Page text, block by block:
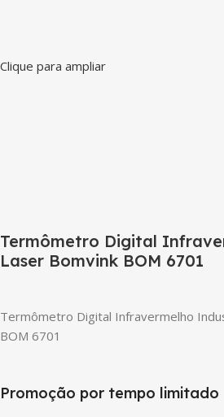
Clique para ampliar
Termômetro Digital
Laser Bomvink BOM 6701
Termômetro Digital Infravermelho
BOM 6701
Promoção por tempo limitado